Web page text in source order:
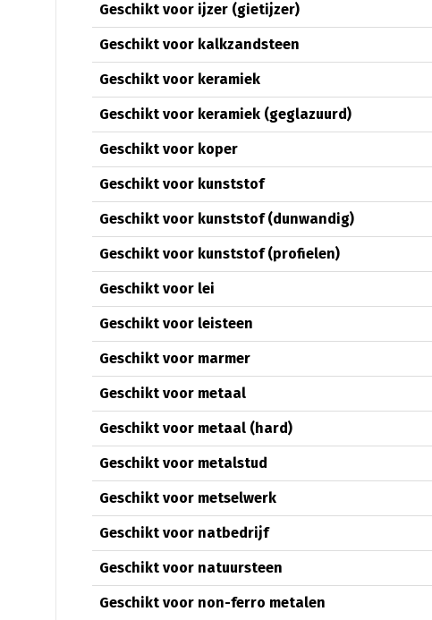
Geschikt voor ijzer (gietijzer)
Geschikt voor kalkzandsteen
Geschikt voor keramiek
Geschikt voor keramiek (geglazuurd)
Geschikt voor koper
Geschikt voor kunststof
Geschikt voor kunststof (dunwandig)
Geschikt voor kunststof (profielen)
Geschikt voor lei
Geschikt voor leisteen
Geschikt voor marmer
Geschikt voor metaal
Geschikt voor metaal (hard)
Geschikt voor metalstud
Geschikt voor metselwerk
Geschikt voor natbedrijf
Geschikt voor natuursteen
Geschikt voor non-ferro metalen